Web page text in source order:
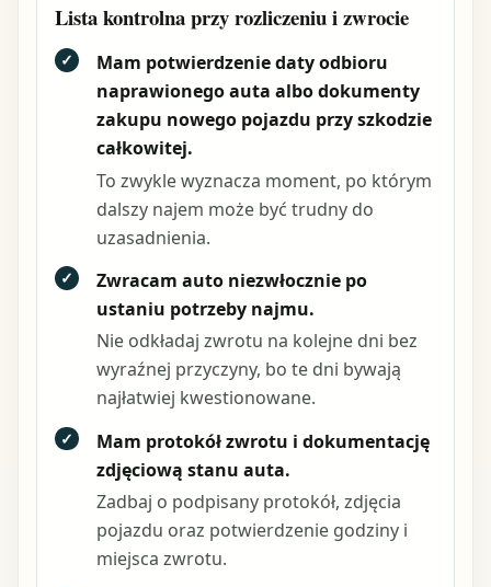
Lista kontrolna przy rozliczeniu i zwrocie
✓
Mam potwierdzenie daty odbioru
naprawionego auta albo dokumenty
zakupu nowego pojazdu przy szkodzie
całkowitej.
To zwykle wyznacza moment, po którym
dalszy najem może być trudny do
uzasadnienia.
✓
Zwracam auto niezwłocznie po
ustaniu potrzeby najmu.
Nie odkładaj zwrotu na kolejne dni bez
wyraźnej przyczyny, bo te dni bywają
najłatwiej kwestionowane.
✓
Mam protokół zwrotu i dokumentację
zdjęciową stanu auta.
Zadbaj o podpisany protokół, zdjęcia
pojazdu oraz potwierdzenie godziny i
miejsca zwrotu.